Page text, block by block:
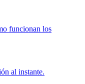
funcionan los
al instante.